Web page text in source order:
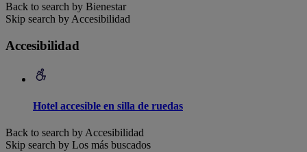
Back to search by Bienestar
Skip search by Accesibilidad
Accesibilidad
Hotel accesible en silla de ruedas
Back to search by Accesibilidad
Skip search by Los más buscados